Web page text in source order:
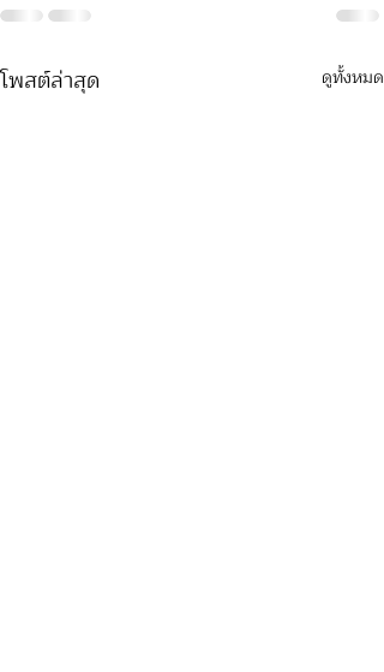
โพสต์ล่าสุด ดูทั้งหมด